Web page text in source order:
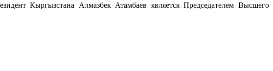
Кыргызстана Алмазбек Атамбаев является Председателем Высшего